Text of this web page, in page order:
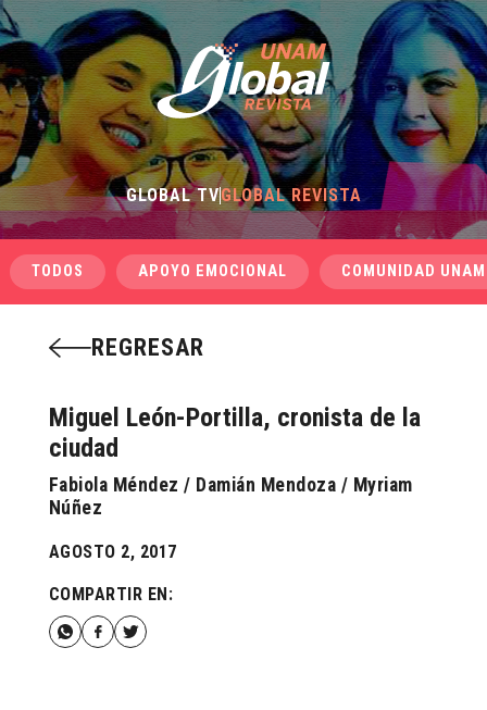
GLOBAL TVGLOBAL REVISTA
TODOS APOYO EMOCIONAL COMUNIDAD UNAM
REGRESAR
Miguel León-Portilla, cronista de la
ciudad
Fabiola Méndez / Damián Mendoza / Myriam
Núñez
AGOSTO 2, 2017
COMPARTIR EN: